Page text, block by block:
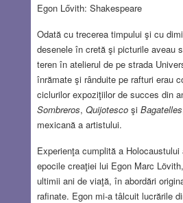
Egon Lővith: Shakespeare
Odată cu trecerea timpului şi cu
desenele în cretă şi picturile aveau
teren în atelierul de pe strada
înrămate şi rânduite pe rafturi erau
ciclurilor expoziţiilor de succes din
Sombreros, Quijotescoşi Bagatelles
mexicană a artistului.
Experienţa cumplită a
epocile creaţiei lui Egon Marc
ultimii ani de viaţă, în abordări
rafinate. Egon mi-a tâlcuit lucrările